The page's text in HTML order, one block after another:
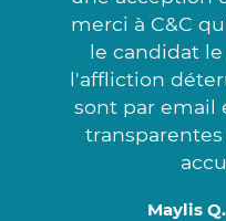
merci à C&C
le candidat
l'affliction
sont par email
Maylis Q.